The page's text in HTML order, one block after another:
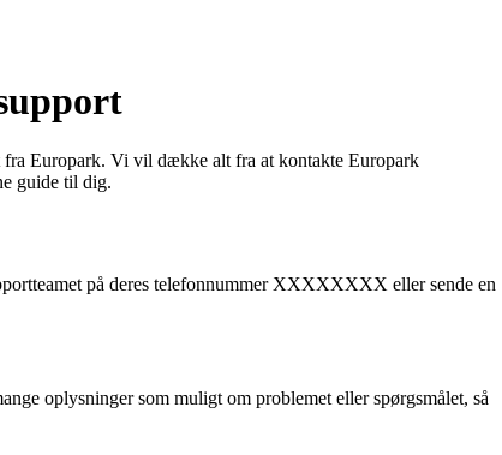
Europark. Vi vil dække alt fra at kontakte Europark
guide til dig.
på deres telefonnummer XXXXXXXX eller sende en
oplysninger som muligt om problemet eller spørgsmålet, så